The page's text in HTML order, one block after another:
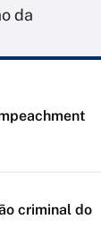
da
criminal do